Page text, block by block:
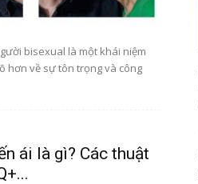
bisexual là một khái niệm
hơn về sự tôn trọng và công
ái là gì? Các thuật